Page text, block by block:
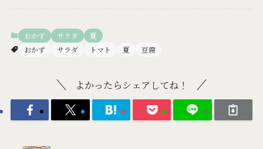
おかず サラダ
夏
おかず
サラダ トマト 夏 豆腐
よかったらシェアしてね！